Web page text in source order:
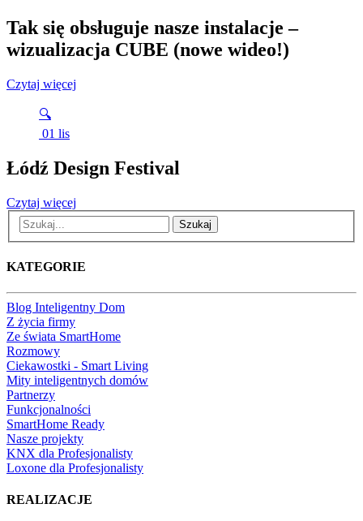
Tak się obsługuje nasze instalacje –
wizualizacja CUBE (nowe wideo!)
Czytaj więcej
🔍
01 lis
Łódź Design Festival
Czytaj więcej
Szukaj
KATEGORIE
Blog Inteligentny Dom
Z życia firmy
Ze świata SmartHome
Rozmowy
Ciekawostki - Smart Living
Mity inteligentnych domów
Partnerzy
Funkcjonalności
SmartHome Ready
Nasze projekty
KNX dla Profesjonalisty
Loxone dla Profesjonalisty
REALIZACJE